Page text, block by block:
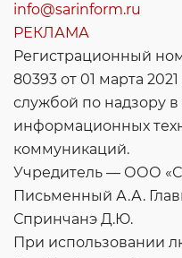
info@sarinform.ru
РЕКЛАМА
Регистрационный
80393 от 01 марта
службой по надзору
информационных
коммуникаций.
Учредитель — ООО
Письменный А.А.
Спринчанэ Д.Ю.
При использовании